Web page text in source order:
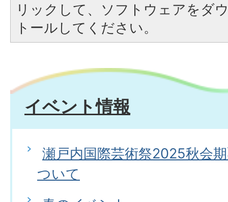
リックして、ソフトウェアをダ
トールしてください。
イベント情報
瀬戸内国際芸術祭2025秋会
ついて